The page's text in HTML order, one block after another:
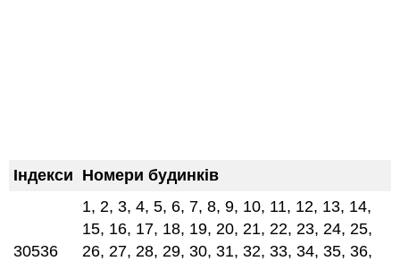
Індекси Номери будинків
30536
1, 2, 3, 4, 5, 6, 7, 8, 9, 10, 11, 12, 13, 14,
15, 16, 17, 18, 19, 20, 21, 22, 23, 24, 25,
26, 27, 28, 29, 30, 31, 32, 33, 34, 35, 36,